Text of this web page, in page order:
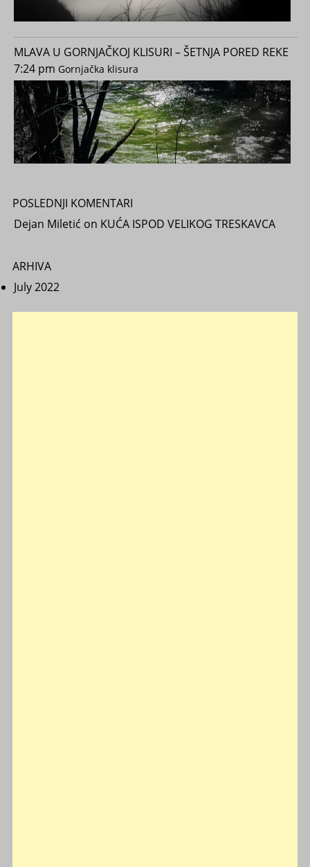
MLAVA U GORNJAČKOJ KLISURI – ŠETNJA PORED REKE
7:24 pm Gornjačka klisura
POSLEDNJI KOMENTARI
Dejan Miletić on KUĆA ISPOD VELIKOG TRESKAVCA
ARHIVA
July 2022